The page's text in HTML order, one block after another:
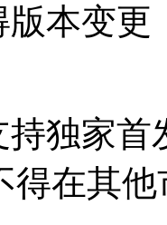
本变
独家
得在其